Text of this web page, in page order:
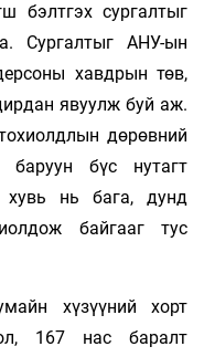
бэлтгэх сургалтыг
Сургалтыг АНУ-ын
хавдрын төв,
явуулж буй аж.
дөрөвний
бүс нутагт
хувь нь бага, дунд
байгааг тус
хүзүүний хорт
167 нас баралт